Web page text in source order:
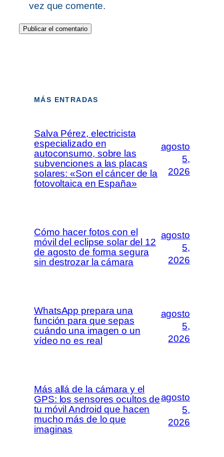
vez que comente.
MÁS ENTRADAS
Salva Pérez, electricista
especializado en
autoconsumo, sobre las
subvenciones a las placas
solares: «Son el cáncer de la
fotovoltaica en España»
agosto
5,
2026
Cómo hacer fotos con el
móvil del eclipse solar del 12
de agosto de forma segura
sin destrozar la cámara
agosto
5,
2026
WhatsApp prepara una
función para que sepas
cuándo una imagen o un
vídeo no es real
agosto
5,
2026
Más allá de la cámara y el
GPS: los sensores ocultos de
tu móvil Android que hacen
mucho más de lo que
imaginas
agosto
5,
2026